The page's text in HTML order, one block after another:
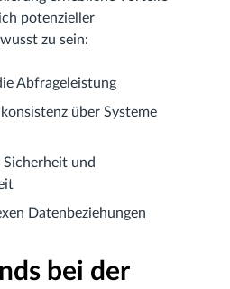
potenzieller
zu sein:
Abfrageleistung
über Systeme
und
Datenbeziehungen
bei der